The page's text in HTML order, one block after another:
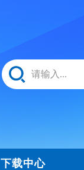
下载中心